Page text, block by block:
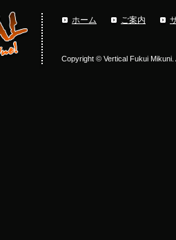
ホーム ご案内
Copyright © Vertical Fukui